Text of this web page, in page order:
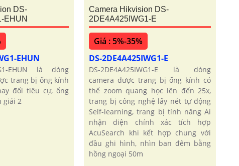
DS-
EHUN
EHUN
EHUN là dòng
trang bị ống kính
đổi tiêu cự, ống
giải 2
Camera Hikvision DS-
2DE4A425IWG1-E
Giá : 5%-35%
DS-2DE4A425IWG1-E
DS-2DE4A425IWG1-E là dòng
camera được trang bị ống kính có
thể zoom quang học lên đến 25x,
trang bị công nghệ lấy nét tự động
Self-learning, trang bị tính năng Ai
nhận diện chính xác tích hợp
AcuSearch khi kết hợp chung với
đầu ghi hình, nhìn ban đêm bằng
hồng ngoại 50m